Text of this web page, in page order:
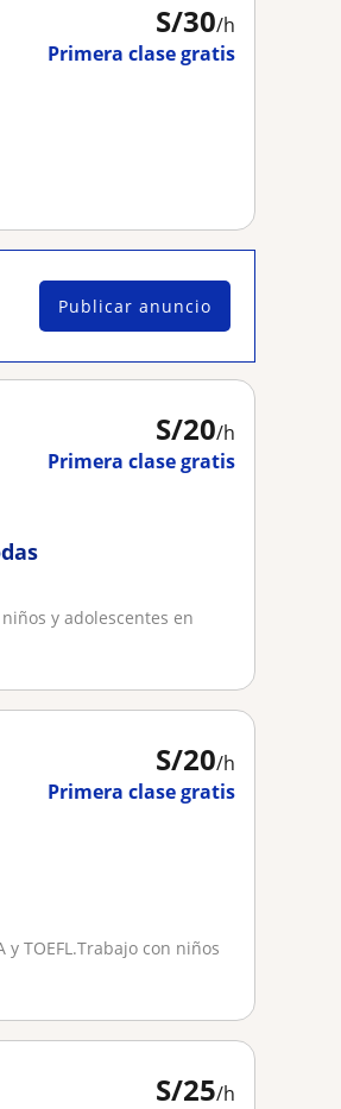
S/30/h
Primera clase gratis
Publicar anuncio
S/20/h
Primera clase gratis
y adolescentes en
S/20/h
Primera clase gratis
TOEFL.Trabajo con niños
S/25/h